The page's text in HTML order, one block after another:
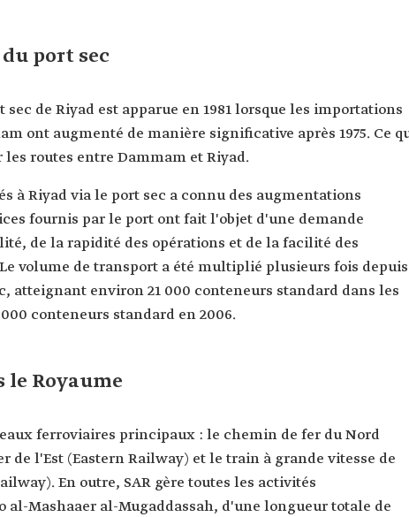
port sec
de Riyad est apparue en 1981 lorsque les importations
ont augmenté de manière significative après 1975. Ce
routes entre Dammam et Riyad.
à Riyad via le port sec a connu des augmentations
fournis par le port ont fait l'objet d'une demande
de la rapidité des opérations et de la facilité des
volume de transport a été multiplié plusieurs fois depuis
atteignant environ 21 000 conteneurs standard dans les
conteneurs standard en 2006.
le Royaume
ferroviaires principaux : le chemin de fer du Nord
l'Est (Eastern Railway) et le train à grande vitesse de
En outre, SAR gère toutes les activités
Mashaaer al-Mugaddassah, d'une longueur totale de